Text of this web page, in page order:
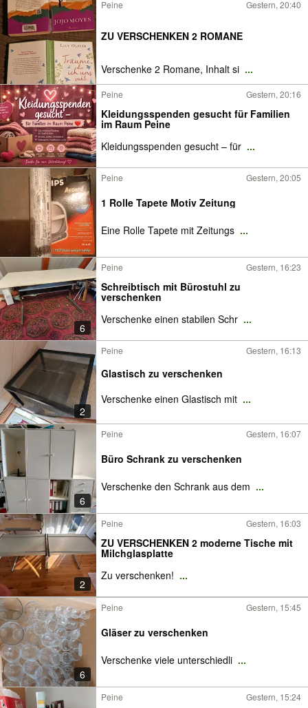
Peine Gestern, 20:40
ZU VERSCHENKEN 2 ROMANE
Verschenke 2 Romane, Inhalt si ...
Peine Gestern, 20:16
Kleidungsspenden gesucht für Familien
im Raum Peine
Kleidungsspenden gesucht – für ...
Peine Gestern, 20:05
1 Rolle Tapete Motiv Zeitung
Eine Rolle Tapete mit Zeitungs ...
6
Peine Gestern, 16:23
Schreibtisch mit Bürostuhl zu
verschenken
Verschenke einen stabilen Schr ...
2
Peine Gestern, 16:13
Glastisch zu verschenken
Verschenke einen Glastisch mit ...
6
Peine Gestern, 16:07
Büro Schrank zu verschenken
Verschenke den Schrank aus dem ...
2
Peine Gestern, 16:03
ZU VERSCHENKEN 2 moderne Tische mit
Milchglasplatte
Zu verschenken! ...
6
Peine Gestern, 15:45
Gläser zu verschenken
Verschenke viele unterschiedli ...
Peine Gestern, 15:24